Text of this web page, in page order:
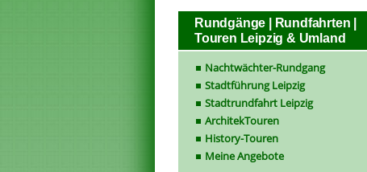
Rundgänge | Rundfahrten |
Touren Leipzig & Umland
Nachtwächter-Rundgang
Stadtführung Leipzig
Stadtrundfahrt Leipzig
ArchitekTouren
History-Touren
Meine Angebote